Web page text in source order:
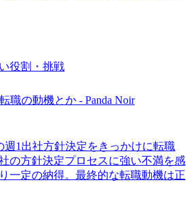
役割・挑戦
職の動機とか - Panda Noir
1出社方針決定をきっかけに転職
の方針決定プロセスに強い不満を感
一定の納得。最終的な転職動機は正